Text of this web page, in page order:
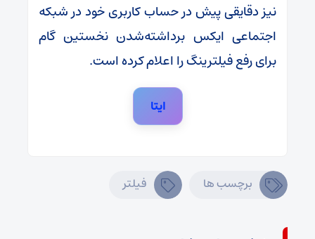
نیز دقایقی پیش در حساب کاربری خود در شبکه
اجتماعی ایکس برداشته‌شدن نخستین گام
برای رفع فیلترینگ را اعلام کرده است.
ایتا
برچسب ها فیلتر